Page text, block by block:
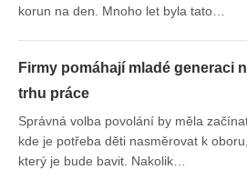
korun na den. Mnoho let byla tato…
Firmy pomáhají mladé generaci
trhu práce
Správná volba povolání by měla
kde je potřeba děti nasměrovat k
který je bude bavit. Nakolik…